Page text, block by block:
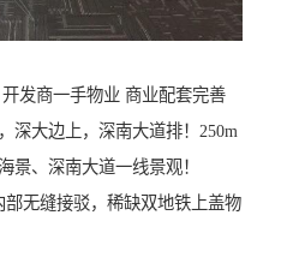
开发商一手物业 商业配套完善
深大边上，深南大道排！250m
景、深南大道一线景观！
部无缝接驳，稀缺双地铁上盖物